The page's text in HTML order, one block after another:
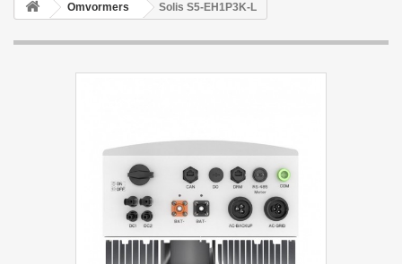
Omvormers Solis S5-EH1P3K-L